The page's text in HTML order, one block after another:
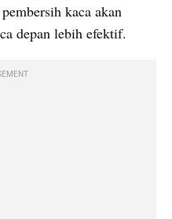
kaca akan
depan lebih efektif.